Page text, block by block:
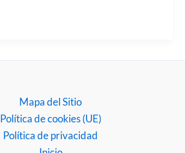
Mapa del Sitio
Política de cookies (UE)
Política de privacidad